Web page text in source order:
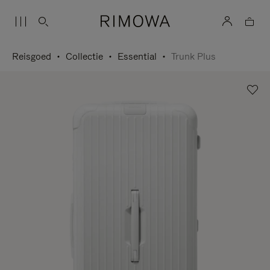
Reisgoed Collectie Essential Trunk Plus